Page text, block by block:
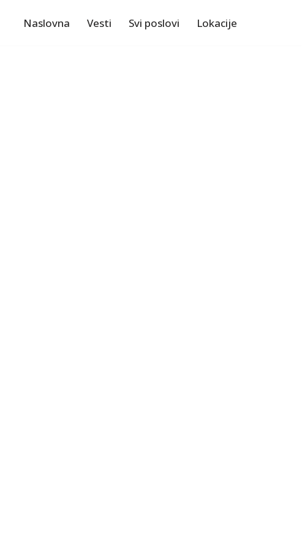
Naslovna Vesti Svi poslovi Lokacije